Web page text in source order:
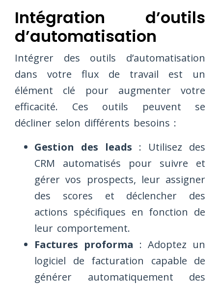
Intégration d’outils
d’automatisation
Intégrer des outils d’automatisation
dans votre flux de travail est un
élément clé pour augmenter votre
efficacité. Ces outils peuvent se
décliner selon différents besoins :
Gestion des leads : Utilisez des
CRM automatisés pour suivre et
gérer vos prospects, leur assigner
des scores et déclencher des
actions spécifiques en fonction de
leur comportement.
Factures proforma : Adoptez un
logiciel de facturation capable de
générer automatiquement des